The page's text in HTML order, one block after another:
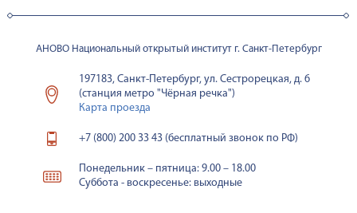
АНОВО Национальный открытый институт г. Санкт-Петербург
197183, Санкт-Петербург, ул. Сестрорецкая, д. 6
(станция метро "Чёрная речка")
Карта проезда
+7 (800) 200 33 43 (бесплатный звонок по РФ)
Понедельник – пятница: 9.00 – 18.00
Суббота - воскресенье: выходные